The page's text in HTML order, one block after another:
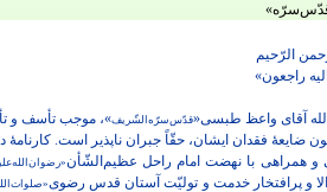
الرّحیم
الیه راجعون»
آقای واعظ طبسی«قدّس‌سرّه‌الشّریف»، موجب تأسف و
ضایعۀ فقدان ایشان، حقّاً جبران ناپذیر است.
و همراهی با نهضت امام راحل عظیم‌الشّأن
و پرافتخار خدمت و تولیّت آستان قدس رضوی